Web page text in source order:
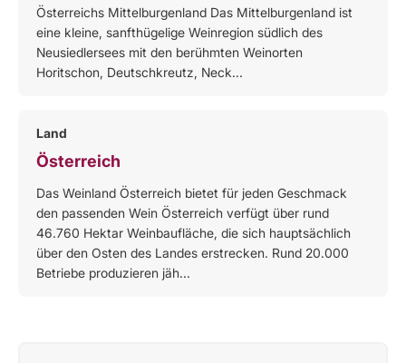
Österreichs Mittelburgenland Das Mittelburgenland ist
eine kleine, sanfthügelige Weinregion südlich des
Neusiedlersees mit den berühmten Weinorten
Horitschon, Deutschkreutz, Neck...
Land
Österreich
Das Weinland Österreich bietet für jeden Geschmack
den passenden Wein Österreich verfügt über rund
46.760 Hektar Weinbaufläche, die sich hauptsächlich
über den Osten des Landes erstrecken. Rund 20.000
Betriebe produzieren jäh...